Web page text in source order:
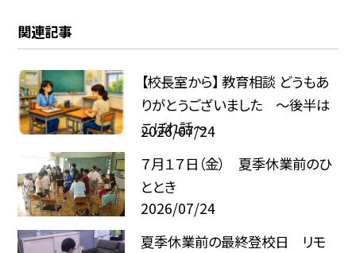
関連記事
【校長室から】 教育相談 どうもあ
りがとうございました ～後半は
こぼれ話～
2026/07/24
７月１７日（金） 夏季休業前のひ
ととき
2026/07/24
夏季休業前の最終登校日 リモ